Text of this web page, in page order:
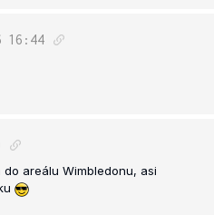
16:44
areálu Wimbledonu, asi